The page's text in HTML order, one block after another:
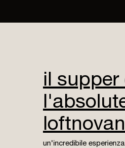
il supper
un'incredibile